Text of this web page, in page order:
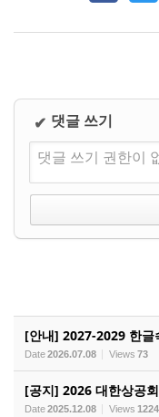
✔ 댓글 쓰기
댓글 쓰기 권한이
[안내] 2027-2029 한글
Date2026.07.08 Views 73
[공지] 2026 대한상공
Date2025.12.08 Views 1224